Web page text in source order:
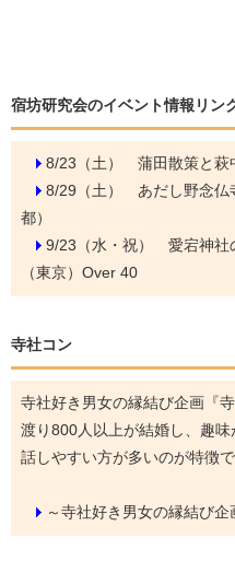
宿坊研究会のイベント情報リン
8/23（土） 蒲田散策と萩
8/29（土） あだし野念仏
都）
9/23（水・祝） 愛宕神社
（東京）Over 40
寺社コン
寺社好き男女の縁結び企画『
渡り800人以上が結婚し、趣
話しやすい方が多いのが特徴で
～寺社好き男女の縁結び